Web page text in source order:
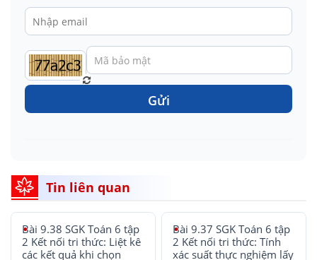
Gửi
Tin liên quan
Bài 9.38 SGK Toán 6 tập
2 Kết nối tri thức: Liệt kê
các kết quả khi chọn
Bài 9.37 SGK Toán 6 tập
2 Kết nối tri thức: Tính
xác suất thực nghiệm lấy